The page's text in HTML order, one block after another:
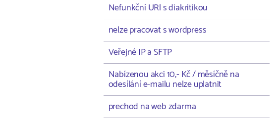
Nefunkční URl s diakritikou
nelze pracovat s wordpress
Veřejné IP a SFTP
Nabízenou akci 10,- Kč / měsíčně na
odesílání e-mailu nelze uplatnit
prechod na web zdarma